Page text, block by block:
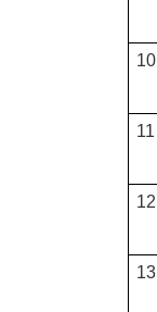
10
11
12
13